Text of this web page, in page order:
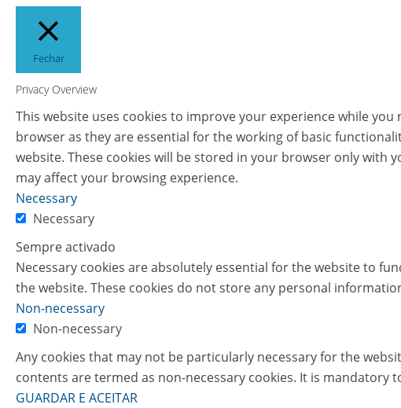
Fechar
Privacy Overview
This website uses cookies to improve your experience while
browser as they are essential for the working of basic
website. These cookies will be stored in your browser only with
may affect your browsing experience.
Necessary
Necessary
Sempre activado
Necessary cookies are absolutely essential for the website to
the website. These cookies do not store any personal
Non-necessary
Non-necessary
Any cookies that may not be particularly necessary for the
contents are termed as non-necessary cookies. It is
GUARDAR E ACEITAR